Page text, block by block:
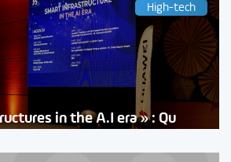
High-tech
in the A.I era » : Qu